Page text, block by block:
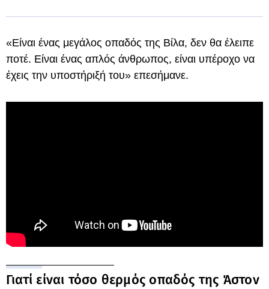
«Είναι ένας μεγάλος οπαδός της Βίλα, δεν θα έλειπε
ποτέ. Είναι ένας απλός άνθρωπος, είναι υπέροχο να
έχεις την υποστήριξή του» επεσήμανε.
Γιατί είναι τόσο θερμός οπαδός της Άστον